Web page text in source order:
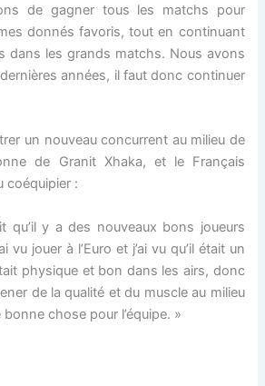
de gagner tous les matchs pour
donnés favoris, tout en continuant
dans les grands matchs. Nous avons
années, il faut donc continuer
un nouveau concurrent au milieu de
de Granit Xhaka, et le Français
coéquipier :
qu’il y a des nouveaux bons joueurs
vu jouer à l’Euro et j’ai vu qu’il était un
physique et bon dans les airs, donc
de la qualité et du muscle au milieu
bonne chose pour l’équipe. »